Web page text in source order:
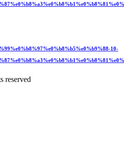
10-
reserved